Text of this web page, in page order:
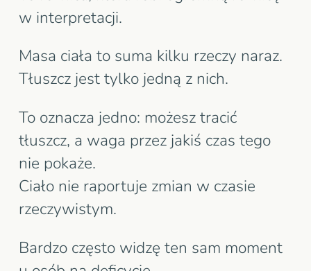
w interpretacji.
Masa ciała to suma kilku rzeczy naraz.
Tłuszcz jest tylko jedną z nich.
To oznacza jedno: możesz tracić
tłuszcz, a waga przez jakiś czas tego
nie pokaże.
Ciało nie raportuje zmian w czasie
rzeczywistym.
Bardzo często widzę ten sam moment